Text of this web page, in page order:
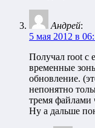
Андрей:
5 мая 2012 в
Получал root с
временные
обновление.
непонятно
тремя файлами
Ну а дальше